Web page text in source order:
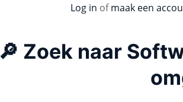
Log in ofmaak een
🔎 Zoek naar